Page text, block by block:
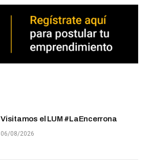
Visitamos el LUM #LaEncerrona
06/08/2026